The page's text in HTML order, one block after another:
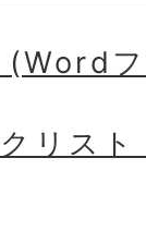
(Word
リス